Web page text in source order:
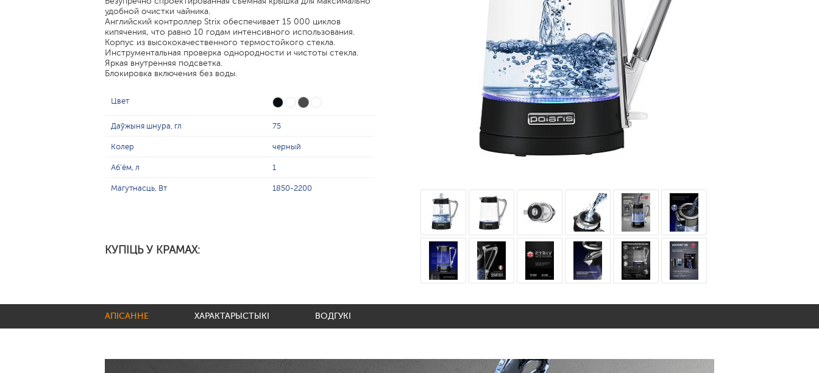
удобной очистки чайника.
Английский контроллер Strix обеспечивает 15 000 циклов
кипячения, что равно 10 годам интенсивного использования.
Корпус из высококачественного термостойкого стекла.
Инструментальная проверка однородности и чистоты стекла.
Яркая внутренняя подсветка.
Блокировка включения без воды.
Цвет
Даўжыня шнура, гл 75
Колер черный
Аб'ём, л 1
Магутнасць, Вт 1850-2200
КУПІЦЬ У КРАМАХ:
АПІСАННЕ ХАРАКТАРЫСТЫКІ ВОДГУКІ